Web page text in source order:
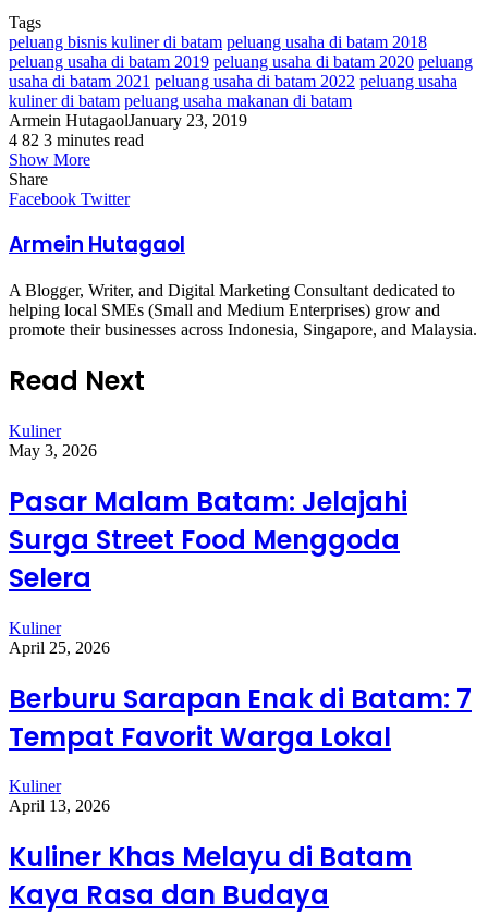
Tags
peluang bisnis kuliner di batam peluang usaha di batam 2018
peluang usaha di batam 2019 peluang usaha di batam 2020 peluang
usaha di batam 2021 peluang usaha di batam 2022 peluang usaha
kuliner di batam peluang usaha makanan di batam
Armein HutagaolJanuary 23, 2019
4 82 3 minutes read
Show More
Share
Facebook TwitterLinkedIn
Tumblr
Pinterest
Reddit
VKontakte
Share
Email
Print
Armein Hutagaol
A Blogger, Writer, and Digital Marketing Consultant dedicated to
helping local SMEs (Small and Medium Enterprises) grow and
promote their businesses across Indonesia, Singapore, and Malaysia.
Read Next
Kuliner
May 3, 2026
Pasar Malam Batam: Jelajahi
Surga Street Food Menggoda
Selera
Kuliner
April 25, 2026
Berburu Sarapan Enak di Batam: 7
Tempat Favorit Warga Lokal
Kuliner
April 13, 2026
Kuliner Khas Melayu di Batam
Kaya Rasa dan Budaya